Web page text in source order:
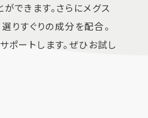
できます。さらにメグス
りすぐりの成分を配合。
ートします。ぜひお試し